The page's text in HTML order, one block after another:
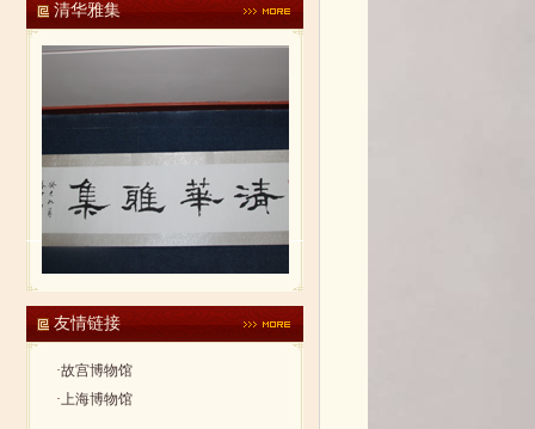
清华雅集
友情链接
·故宫博物馆
·上海博物馆